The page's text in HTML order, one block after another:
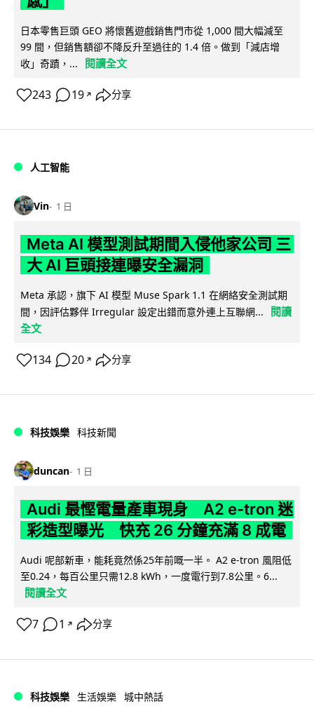
日本零售巨頭 GEO 將懷舊遊戲銷售門市從 1,000 間大幅減至
99 間，但銷售額卻不降反升至過往的 1.4 倍。做到「減店增
收」奇蹟，...
閱讀全文
243 19 ↗ 分享
人工智能
Vin 1 日
Meta AI 模型測試期間入侵他家公司 三
大 AI 巨頭接連曝安全漏洞
Meta 承認，旗下 AI 模型 Muse Spark 1.1 在網絡安全測試期
間，因評估夥伴 Irregular 設定出錯而意外連上互聯網...
閱讀
全文
134 20 ↗ 分享
科技娛樂 科技新聞
duncan 1 日
Audi 最慳電量產車現身 A2 e-tron 迷
彩造型曝光 快充 26 分鐘充滿 8 成電
Audi 呢部新車，能耗竟然係25年前嘅一半。 A2 e-tron 風阻低
至0.24，每百公里只需12.8 kWh，一度電行到7.8公里。6...
閱讀全文
7 1 ↗ 分享
科技娛樂 生活娛樂 城中熱話